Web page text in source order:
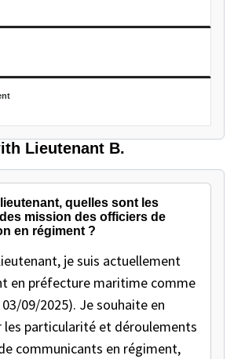
Lieutenant B.
quelles sont les
mission des officiers de
en régiment ?
je suis actuellement
en préfecture maritime comme
09/2025). Je souhaite en
les particularité et déroulements
communicants en régiment,